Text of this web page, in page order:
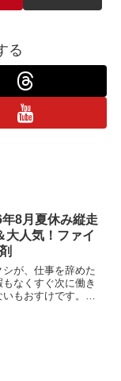
る
年8月夏休み縦走
大人気！ファイ
が、仕事を辞めた
なくすぐ次に働き
もおすけです。皆